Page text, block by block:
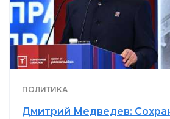
ПОЛИТИКА
Дмитрий Медведев: